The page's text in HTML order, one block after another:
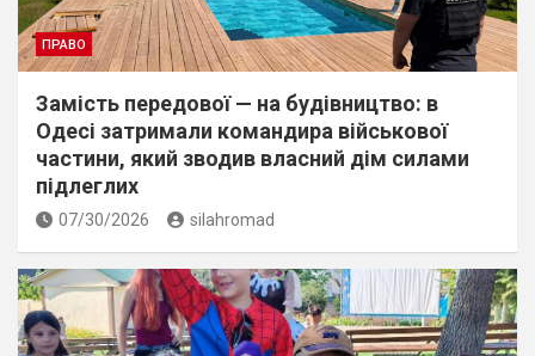
ПРАВО
Замість передової — на будівництво: в
Одесі затримали командира військової
частини, який зводив власний дім силами
підлеглих
07/30/2026 silahromad